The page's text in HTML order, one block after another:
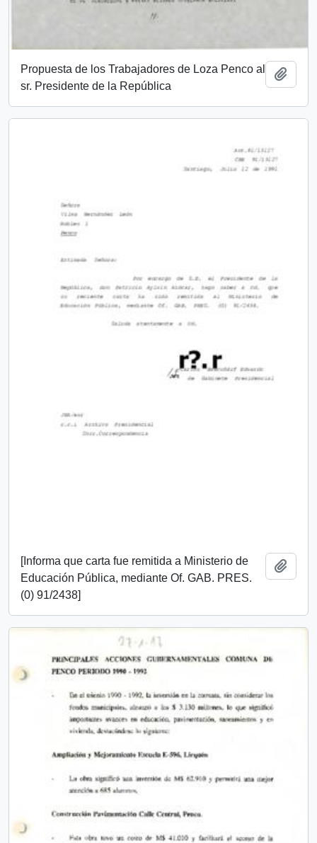
Propuesta de los Trabajadores de Loza Penco al
sr. Presidente de la República
[Informa que carta fue remitida a Ministerio de
Educación Pública, mediante Of. GAB. PRES.
(0) 91/2438]